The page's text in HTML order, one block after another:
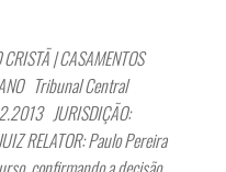
| CASAMENTOS
Tribunal Central
JURISDIÇÃO:
RELATOR: Paulo Pereira